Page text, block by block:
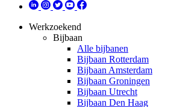
Werkzoekend
Bijbaan
Alle bijbanen
Bijbaan Rotterdam
Bijbaan Amsterdam
Bijbaan Groningen
Bijbaan Utrecht
Bijbaan Den Haag